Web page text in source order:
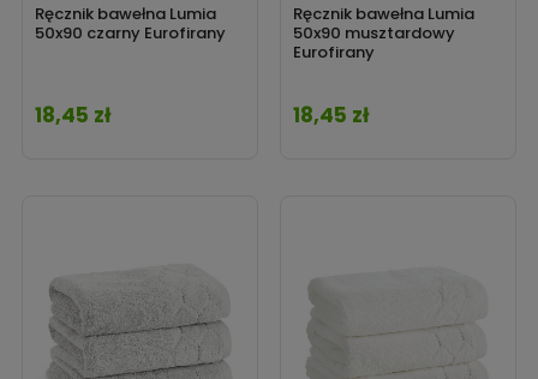
Ręcznik bawełna Lumia
50x90 czarny Eurofirany
Cena
18,45 zł
Ręcznik bawełna Lumia
50x90 musztardowy
Eurofirany
Cena
18,45 zł